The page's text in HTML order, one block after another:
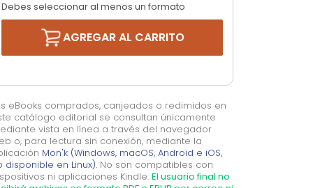
Debes seleccionar al menos un formato
AGREGAR AL CARRITO
eBooks comprados, canjeados o redimidos en
catálogo editorial se consultan únicamente
vista en línea a través del navegador
o, para lectura sin conexión, mediante la
Mon'k (Windows, macOS, Android e iOS,
disponible en Linux).No son compatibles con
ni aplicaciones Kindle. El usuario final no